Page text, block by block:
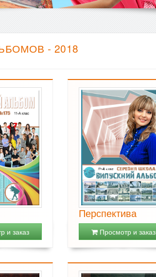
- 2018
и заказ
Перспектива
Просмотр и заказ